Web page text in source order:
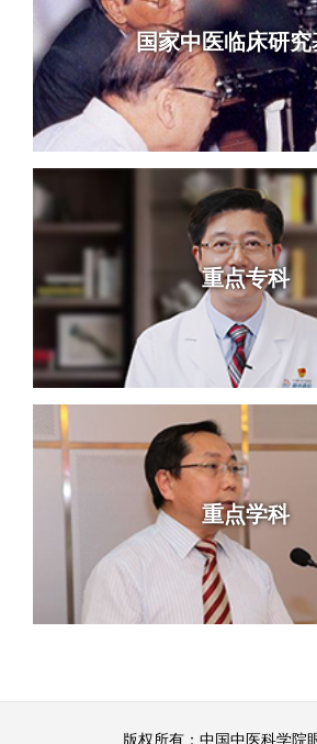
国家中医临床研究
重点专科
重点学科
版权所有：中国中医科学院